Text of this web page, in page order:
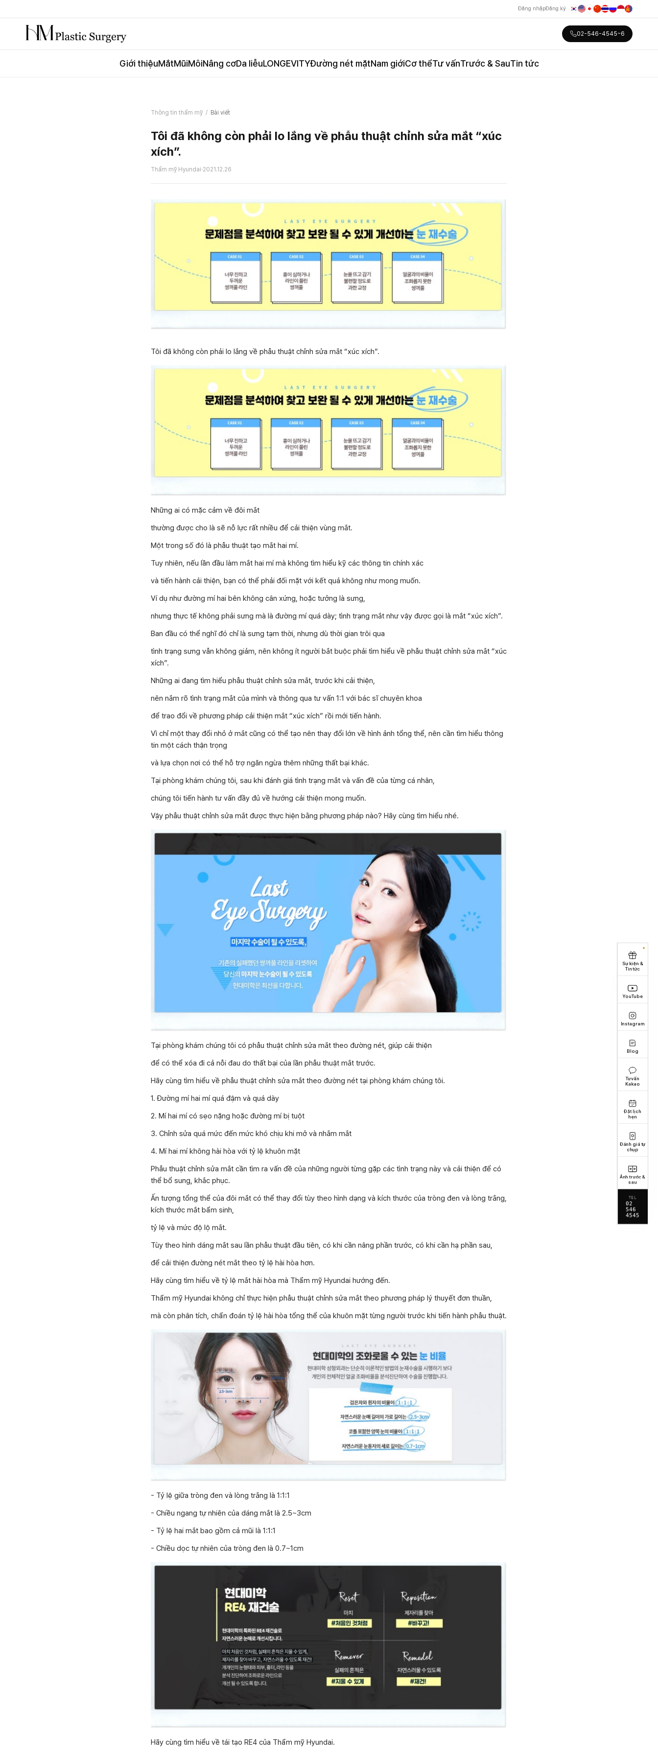
Đăng nhậpĐăng ký
02-546-4545~6
Giới thiệuMắtMũiMôiNâng cơDa liễuLONGEVITYĐường nét mặtNam giớiCơ thểTư vấnTrước & SauTin tức
Thông tin thẩm mỹ / Bài viết
Tôi đã không còn phải lo lắng về phẫu thuật chỉnh sửa mắt “xúc
xích”.
Thẩm mỹ Hyundai·2021.12.26
Tôi đã không còn phải lo lắng về phẫu thuật chỉnh sửa mắt “xúc xích”.
Những ai có mặc cảm về đôi mắt
thường được cho là sẽ nỗ lực rất nhiều để cải thiện vùng mắt.
Một trong số đó là phẫu thuật tạo mắt hai mí.
Tuy nhiên, nếu lần đầu làm mắt hai mí mà không tìm hiểu kỹ các thông tin chính xác
và tiến hành cải thiện, bạn có thể phải đối mặt với kết quả không như mong muốn.
Ví dụ như đường mí hai bên không cân xứng, hoặc tưởng là sưng,
nhưng thực tế không phải sưng mà là đường mí quá dày; tình trạng mắt như vậy được gọi là mắt “xúc xích”.
Ban đầu có thể nghĩ đó chỉ là sưng tạm thời, nhưng dù thời gian trôi qua
tình trạng sưng vẫn không giảm, nên không ít người bắt buộc phải tìm hiểu về phẫu thuật chỉnh sửa mắt “xúc
xích”.
Những ai đang tìm hiểu phẫu thuật chỉnh sửa mắt, trước khi cải thiện,
nên nắm rõ tình trạng mắt của mình và thông qua tư vấn 1:1 với bác sĩ chuyên khoa
để trao đổi về phương pháp cải thiện mắt “xúc xích” rồi mới tiến hành.
Vì chỉ một thay đổi nhỏ ở mắt cũng có thể tạo nên thay đổi lớn về hình ảnh tổng thể, nên cần tìm hiểu thông
tin một cách thận trọng
và lựa chọn nơi có thể hỗ trợ ngăn ngừa thêm những thất bại khác.
Tại phòng khám chúng tôi, sau khi đánh giá tình trạng mắt và vấn đề của từng cá nhân,
chúng tôi tiến hành tư vấn đầy đủ về hướng cải thiện mong muốn.
Vậy phẫu thuật chỉnh sửa mắt được thực hiện bằng phương pháp nào? Hãy cùng tìm hiểu nhé.
Tại phòng khám chúng tôi có phẫu thuật chỉnh sửa mắt theo đường nét, giúp cải thiện
để có thể xóa đi cả nỗi đau do thất bại của lần phẫu thuật mắt trước.
Hãy cùng tìm hiểu về phẫu thuật chỉnh sửa mắt theo đường nét tại phòng khám chúng tôi.
1. Đường mí hai mí quá đậm và quá dày
2. Mí hai mí có sẹo nặng hoặc đường mí bị tuột
3. Chỉnh sửa quá mức đến mức khó chịu khi mở và nhắm mắt
4. Mí hai mí không hài hòa với tỷ lệ khuôn mặt
Phẫu thuật chỉnh sửa mắt cần tìm ra vấn đề của những người từng gặp các tình trạng này và cải thiện để có
thể bổ sung, khắc phục.
Ấn tượng tổng thể của đôi mắt có thể thay đổi tùy theo hình dạng và kích thước của tròng đen và lòng trắng,
kích thước mắt bẩm sinh,
tỷ lệ và mức độ lộ mắt.
Tùy theo hình dáng mắt sau lần phẫu thuật đầu tiên, có khi cần nâng phần trước, có khi cần hạ phần sau,
để cải thiện đường nét mắt theo tỷ lệ hài hòa hơn.
Hãy cùng tìm hiểu về tỷ lệ mắt hài hòa mà Thẩm mỹ Hyundai hướng đến.
Thẩm mỹ Hyundai không chỉ thực hiện phẫu thuật chỉnh sửa mắt theo phương pháp lý thuyết đơn thuần,
mà còn phân tích, chẩn đoán tỷ lệ hài hòa tổng thể của khuôn mặt từng người trước khi tiến hành phẫu thuật.
- Tỷ lệ giữa tròng đen và lòng trắng là 1:1:1
- Chiều ngang tự nhiên của dáng mắt là 2.5~3cm
- Tỷ lệ hai mắt bao gồm cả mũi là 1:1:1
- Chiều dọc tự nhiên của tròng đen là 0.7~1cm
Hãy cùng tìm hiểu về tái tạo RE4 của Thẩm mỹ Hyundai.
Sự kiện &
Tin tức
YouTube
Instagram
Blog
Tư vấn
Kakao
Đặt lịch
hẹn
Đánh giá tự
chụp
Ảnh trước &
sau
TEL
02
546
4545